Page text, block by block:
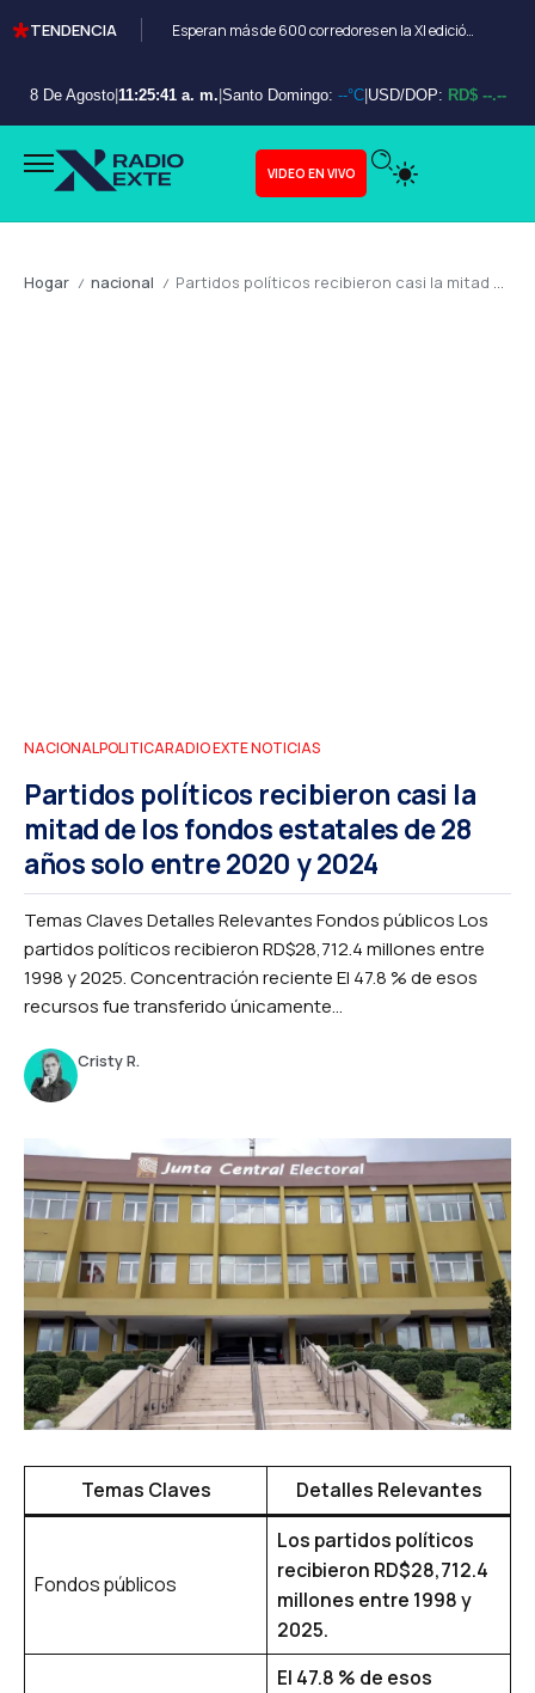
TENDENCIA Esperan más de 600 corredores en la XI edición del Bayahibe 10K
8 De Agosto| 11:25:42 a. m. Santo Domingo: --°C| USD/DOP: RD$ --.--
VIDEO EN VIVO
Hogar / nacional / Partidos políticos recibieron casi la mitad de los fondos estatales de 28 años solo entre 2020 y 2024
NACIONALPOLITICARADIO EXTE NOTICIAS
Partidos políticos recibieron casi la
mitad de los fondos estatales de 28
años solo entre 2020 y 2024
Temas Claves Detalles Relevantes Fondos públicos Los
partidos políticos recibieron RD$28,712.4 millones entre
1998 y 2025. Concentración reciente El 47.8 % de esos
recursos fue transferido únicamente...
Cristy R.
Temas Claves Detalles Relevantes
Fondos públicos
Los partidos políticos
recibieron RD$28,712.4
millones entre 1998 y
2025.
El 47.8 % de esos